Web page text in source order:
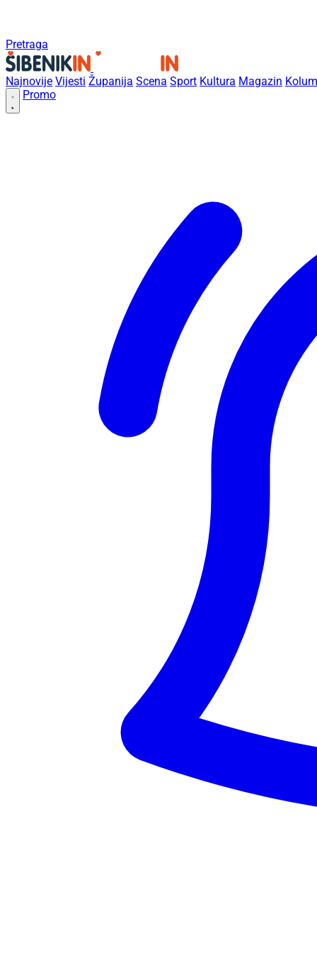
Pretraga
Najnovije Vijesti Županija Scena Sport Kultura Magazin
Promo